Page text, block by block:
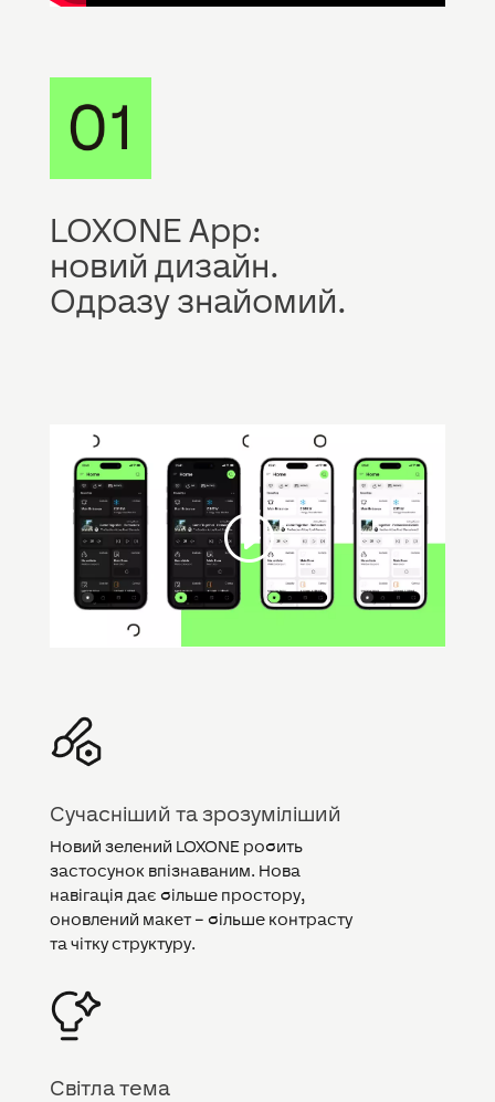
LOXONE App:
новий дизайн.
Одразу знайомий.
Сучасніший та зрозуміліший
Новий зелений LOXONE робить
застосунок впізнаваним. Нова
навігація дає більше простору,
оновлений макет – більше контрасту
та чітку структуру.
Світла тема